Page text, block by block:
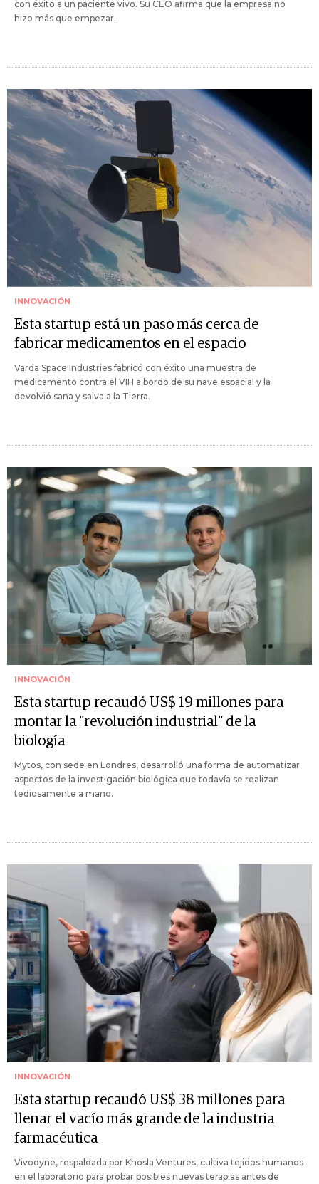
con éxito a un paciente vivo. Su CEO afirma que la empresa no
hizo más que empezar.
INNOVACIÓN
Esta startup está un paso más cerca de
fabricar medicamentos en el espacio
Varda Space Industries fabricó con éxito una muestra de
medicamento contra el VIH a bordo de su nave espacial y la
devolvió sana y salva a la Tierra.
INNOVACIÓN
Esta startup recaudó US$ 19 millones para
montar la "revolución industrial" de la
biología
Mytos, con sede en Londres, desarrolló una forma de automatizar
aspectos de la investigación biológica que todavía se realizan
tediosamente a mano.
INNOVACIÓN
Esta startup recaudó US$ 38 millones para
llenar el vacío más grande de la industria
farmacéutica
Vivodyne, respaldada por Khosla Ventures, cultiva tejidos humanos
en el laboratorio para probar posibles nuevas terapias antes de